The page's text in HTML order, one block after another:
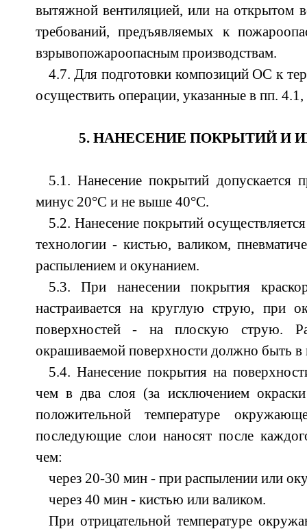
вытяжной вентиляцией, или на открытом
требований, предъявляемых к
взрывопожароопасным производствам.
4.7. Для подготовки композиций ОС к
осуществить операции, указанные в пп.
5. НАНЕСЕНИЕ ПОКРЫТИЙ И
5.1. Нанесение покрытий допускается
минус 20°С и не выше 40°С.
5.2. Нанесение покрытий
технологии - кистью, валиком,
распылением и окунанием.
5.3. При нанесении покрытия
настраивается на круглую струю, при
поверхностей - на плоскую струю.
окрашиваемой поверхности должно быть
5.4. Нанесение покрытия на
чем в два слоя (за исключением
положительной температуре
последующие слои наносят после
чем:
через 20-30 мин - при распылении или
через 40 мин - кистью или валиком.
При отрицательной температуре